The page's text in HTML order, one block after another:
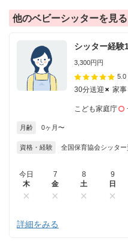
他のベビーシッターを見る
シッター経験
3,300円円
5.0
30分送迎 家事
こども家庭庁
月齢 0ヶ月〜
資格・経験 全国保育協会シッター
今日
木
7
金
8
土
9
日
詳細をみる